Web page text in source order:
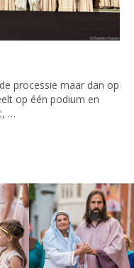
processie maar dan op
op één podium en
…